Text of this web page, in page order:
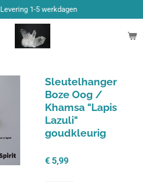
Levering 1-5 werkdagen
Sleutelhanger
Boze Oog /
Khamsa "Lapis
Lazuli"
goudkleurig
€ 5,99